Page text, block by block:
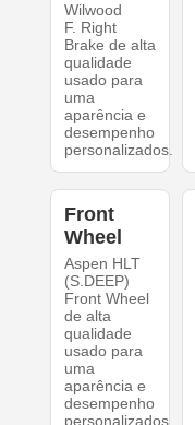
Wilwood
F. Right
Brake de alta
qualidade
usado para
uma
aparência e
desempenho
personalizados.
Front
Wheel
Aspen HLT
(S.DEEP)
Front Wheel
de alta
qualidade
usado para
uma
aparência e
desempenho
personalizados.